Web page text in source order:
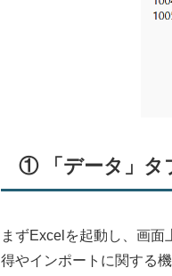
① 「データ」タ
まずExcelを起動し、画面
得やインポートに関する